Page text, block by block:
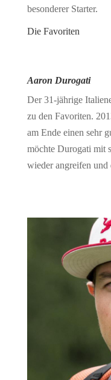
besonderer Starter.
Die Favoriten
Aaron Durogati
Der 31-jährige
zu den Favoriten.
am Ende einen sehr
möchte Durogati mit
wieder angreifen und